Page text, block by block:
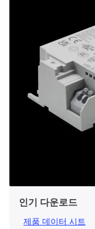
인기 다운로드
제품 데이터 시트